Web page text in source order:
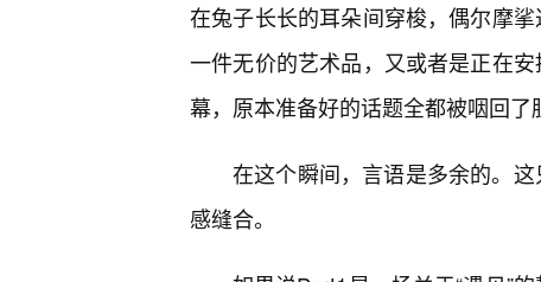
在兔子长长的耳朵间穿梭，偶尔摩
一件无价的艺术品，又或者是正在
幕，原本准备好的话题全都被咽回了
在这个瞬间，言语是多余的。
感缝合。